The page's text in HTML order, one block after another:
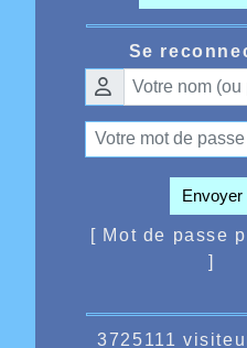
Se
Envoyer
[ Mot de passe
]
3725111